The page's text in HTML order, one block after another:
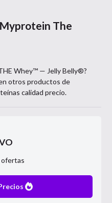
Myprotein The
Whey™ — Jelly Belly®?
otros productos de
calidad precio.
ofertas